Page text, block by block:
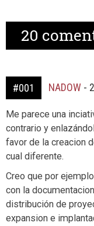
20
#001 NADOW -
Me parece una
contrario y
favor de la creacion
cual diferente.
Creo que por
con la
distribución de
expansion e